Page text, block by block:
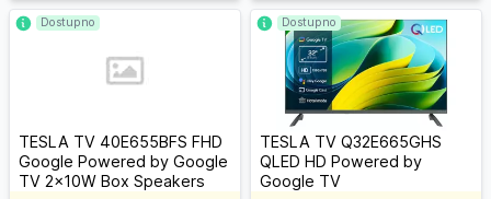
TESLA TV 40E655BFS FHD
Google Powered by Google
TV 2x10W Box Speakers
Dostupno
TESLA TV Q32E665GHS
QLED HD Powered by
Google TV
Dostupno